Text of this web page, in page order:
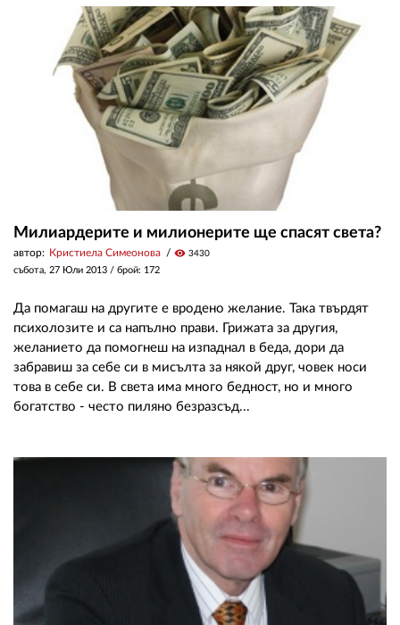
Милиардерите и милионерите ще спасят света?
автор: Кристиела Симеонова visibility 3430
събота, 27 Юли 2013 / брой: 172
Да помагаш на другите е вродено желание. Така твърдят
психолозите и са напълно прави. Грижата за другия,
желанието да помогнеш на изпаднал в беда, дори да
забравиш за себе си в мисълта за някой друг, човек носи
това в себе си. В света има много бедност, но и много
богатство - често пиляно безразсъд...